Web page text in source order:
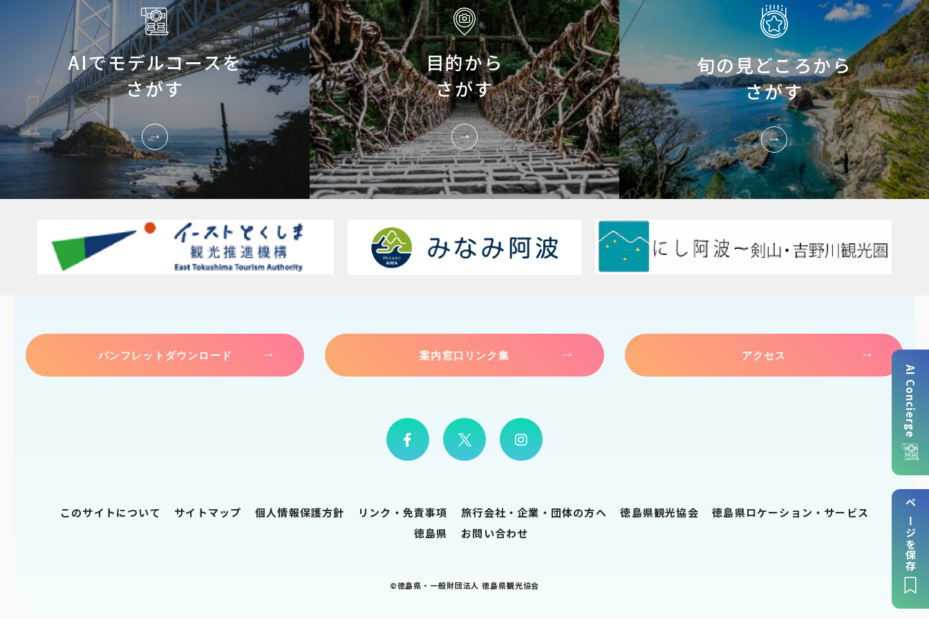
AI Concierge
ページを保存
AIでモデルコースを
さがす
目的から
さがす
旬の見どころから
さがす
パンフレットダウンロード 案内窓口リンク集 アクセス
このサイトについて サイトマップ 個人情報保護方針 リンク・免責事項 旅行会社・企業・団体の方へ 徳島県観光協会
徳島県ロケーション・サービス
徳島県
お問い合わせ
©徳島県・一般財団法人 徳島県観光協会